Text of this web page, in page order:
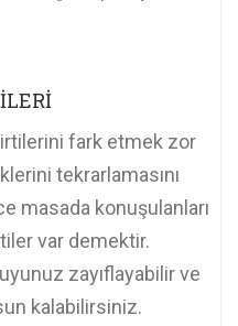
fark etmek zor
tekrarlamasını
masada konuşulanları
var demektir.
zayıflayabilir ve
kalabilirsiniz.